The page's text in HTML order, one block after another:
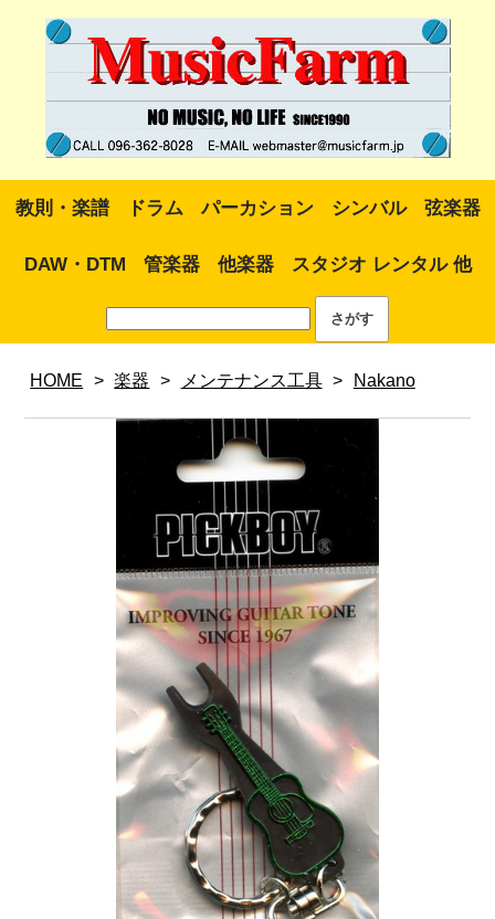
教則・楽譜 ドラム パーカション シンバル 弦楽器
DAW・DTM 管楽器 他楽器 スタジオ レンタル 他
HOME > 楽器 > メンテナンス工具 > Nakano